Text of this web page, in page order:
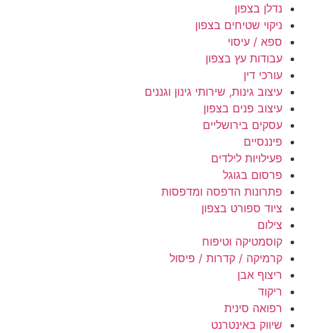
נדלן בצפון
ניקוי שטיחים בצפון
ספא / עיסוי
עבודות עץ בצפון
עורכי דין
עיצוב גינות, שירותי גינון וגננים
עיצוב פנים בצפון
עסקים בירושליים
פיננסיים
פעילויות לילדים
פרסום בגוגל
פתרונות הדפסה ומדפסות
ציוד ספורט בצפון
צילום
קוסמטיקה וטיפוח
קרמיקה / קדרות / פיסול
ריצוף אבן
ריקוד
רפואה סינית
שיווק באינטרנט